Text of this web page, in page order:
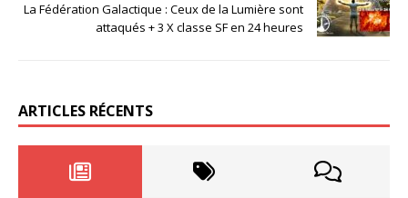
La Fédération Galactique : Ceux de la Lumière sont
attaqués + 3 X classe SF en 24 heures
ARTICLES RÉCENTS